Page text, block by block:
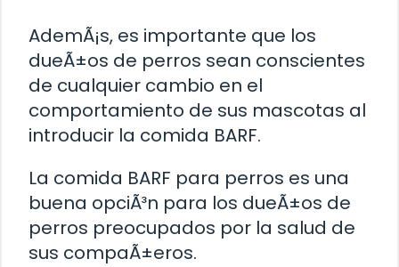
AdemÃ¡s, es importante que los
dueÃ±os de perros sean conscientes
de cualquier cambio en el
comportamiento de sus mascotas al
introducir la comida BARF.
La comida BARF para perros es una
buena opciÃ³n para los dueÃ±os de
perros preocupados por la salud de
sus compaÃ±eros.